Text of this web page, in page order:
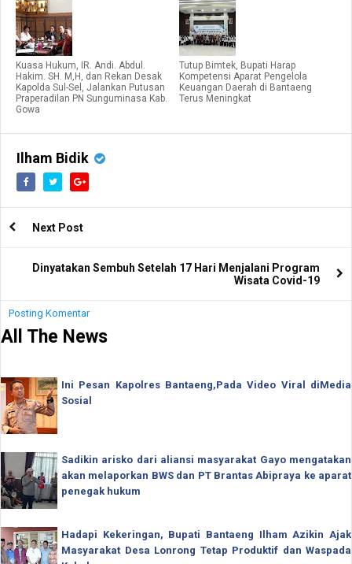
Kuasa Hukum, IR. Andi. Abdul.
Hakim. SH. M,H, dan Rekan Desak
Kapolda Sul-Sel, Jalankan Putusan
Praperadilan PN Sunguminasa Kab.
Gowa
Tutup Bimtek, Bupati Harap
Kompetensi Aparat Pengelola
Keuangan Daerah di Bantaeng
Terus Meningkat
Ilham Bidik
Next Post
Dinyatakan Sembuh Setelah 17 Hari Menjalani Program
Wisata Covid-19
Posting Komentar
All The News
Ini Pesan Kapolres Bantaeng,Pada Video Viral diMedia
Sosial
Sadikin arisko dari aliansi masyarakat Gayo mengatakan
akan melaporkan BWS dan PT Brantas Abipraya ke aparat
penegak hukum
Hadapi Kekeringan, Bupati Bantaeng Ilham Azikin Ajak
Masyarakat Desa Lonrong Tetap Produktif dan Waspada